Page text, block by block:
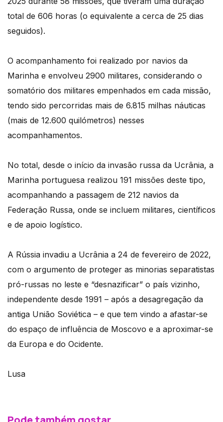
total de 606 horas (o equivalente a cerca de 25 dias
seguidos).
O acompanhamento foi realizado por navios da
Marinha e envolveu 2900 militares, considerando o
somatório dos militares empenhados em cada missão,
tendo sido percorridas mais de 6.815 milhas náuticas
(mais de 12.600 quilómetros) nesses
acompanhamentos.
No total, desde o início da invasão russa da Ucrânia, a
Marinha portuguesa realizou 191 missões deste tipo,
acompanhando a passagem de 212 navios da
Federação Russa, onde se incluem militares, científicos
e de apoio logístico.
A Rússia invadiu a Ucrânia a 24 de fevereiro de 2022,
com o argumento de proteger as minorias separatistas
pró-russas no leste e “desnazificar” o país vizinho,
independente desde 1991 – após a desagregação da
antiga União Soviética – e que tem vindo a afastar-se
do espaço de influência de Moscovo e a aproximar-se
da Europa e do Ocidente.
Lusa